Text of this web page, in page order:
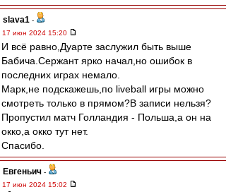
slava1 -
17 июн 2024 15:20
И всё равно,Дуарте заслужил быть выше
Бабича.Сержант ярко начал,но ошибок в
последних играх немало.
Марк,не подскажешь,по liveball игры можно
смотреть только в прямом?В записи нельзя?
Пропустил матч Голландия - Польша,а он на
окко,а окко тут нет.
Спасибо.
Евгеньич -
17 июн 2024 15:02